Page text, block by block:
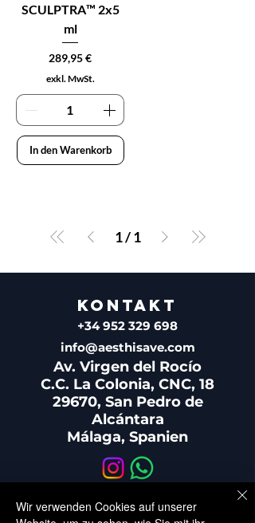
SCULPTRA™ 2x5
ml
Preis
289,95 €
exkl. MwSt.
In den Warenkorb
1/ 1
KONTAKT
+34 952 329 698
info@aesthisave.com
Av. Virgen del Rocío
C.C. La Colonia, CNC, 18
29670, San Pedro de
Alcántara
Málaga, Spanien
Wir verwenden Cookies auf unserer